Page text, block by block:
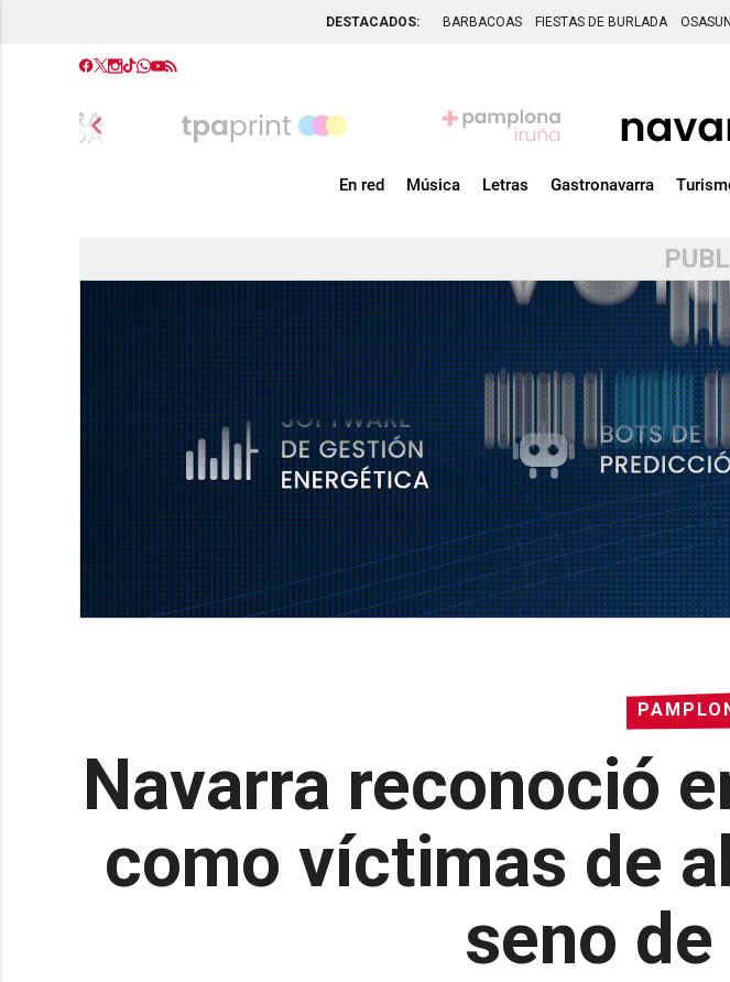
DESTACADOS: BARBACOAS FIESTAS DE BURLADA
chevron_left
En red Música Letras Gastronavarra
Navarra reconoció
como víctimas de
seno